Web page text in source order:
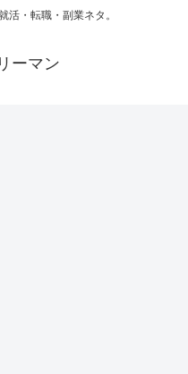
活・転職・副業ネタ。
ーマン